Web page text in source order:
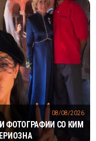
ФОТОГРАФИИ СО КИМ
08/08/2026